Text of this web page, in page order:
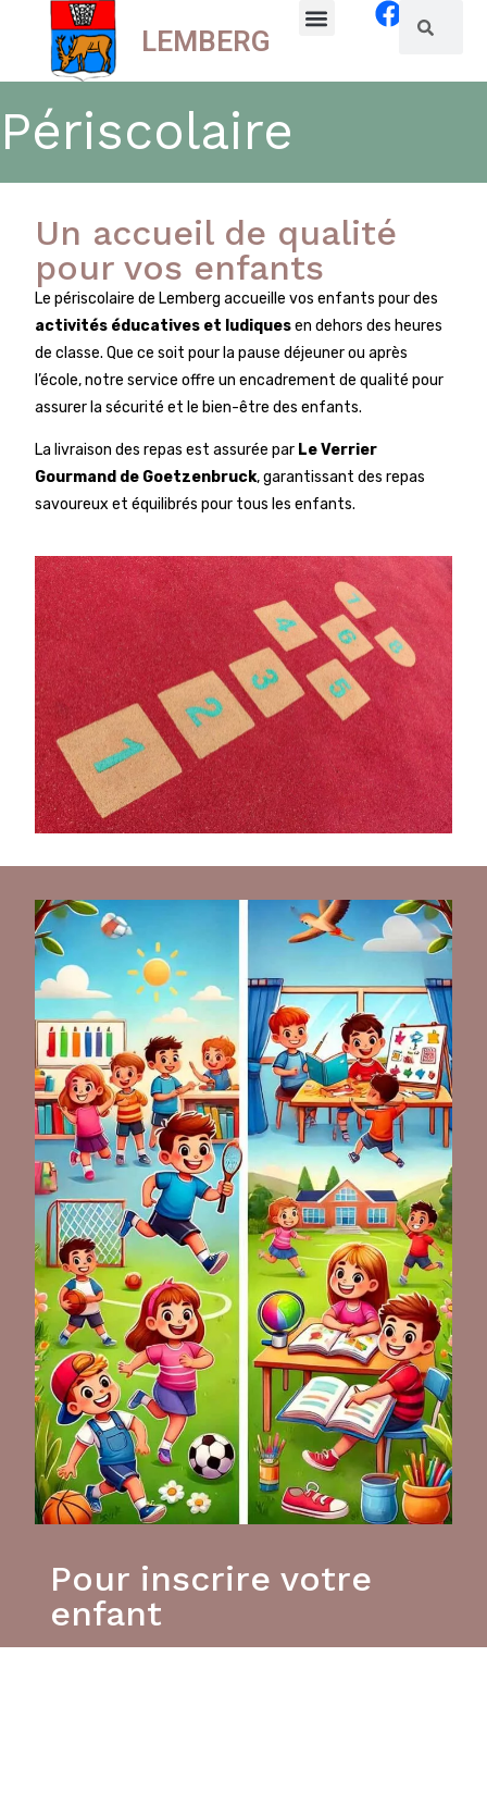
LEMBERG
Périscolaire
Un accueil de qualité
pour vos enfants
Le périscolaire de Lemberg accueille vos enfants pour des
activités éducatives et ludiquesen dehors des heures
de classe. Que ce soit pour la pause déjeuner ou après
l’école, notre service offre un encadrement de qualité pour
assurer la sécurité et le bien-être des enfants.
La livraison des repas est assurée par Le Verrier
Gourmand de Goetzenbruck, garantissant des repas
savoureux et équilibrés pour tous les enfants.
Pour inscrire votre
enfant